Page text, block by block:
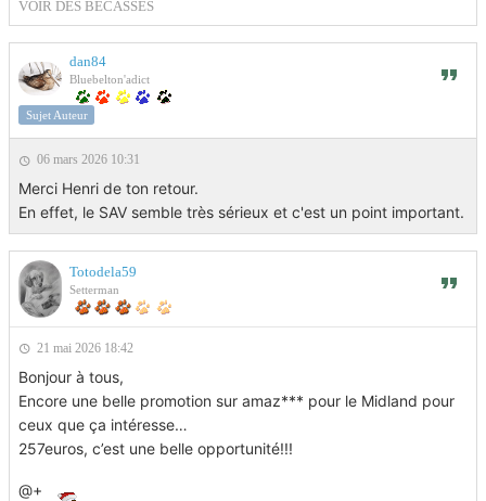
VOIR DES BECASSES
dan84
Bluebelton'adict
Sujet Auteur
06 mars 2026 10:31
Merci Henri de ton retour.
En effet, le SAV semble très sérieux et c'est un point important.
Totodela59
Setterman
21 mai 2026 18:42
Bonjour à tous,
Encore une belle promotion sur amaz*** pour le Midland pour
ceux que ça intéresse…
257euros, c’est une belle opportunité!!!
@+